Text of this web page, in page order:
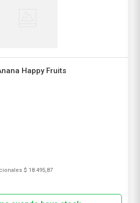
Happy Fruits
$ 18.495,87